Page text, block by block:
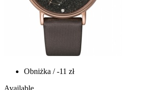
Obniżka / -11 zł